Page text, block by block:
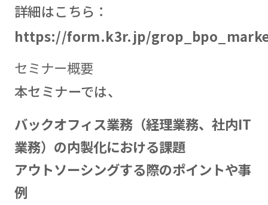
詳細はこちら：
https://form.k3r.jp/
セミナー概要
本セミナーでは、
バックオフィス業務（経理業務、社内IT
業務）の内製化における課題
アウトソーシングする際のポイントや事
例